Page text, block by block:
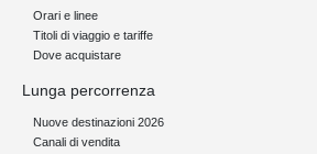
Orari e linee
Titoli di viaggio e tariffe
Dove acquistare
Lunga percorrenza
Nuove destinazioni 2026
Canali di vendita